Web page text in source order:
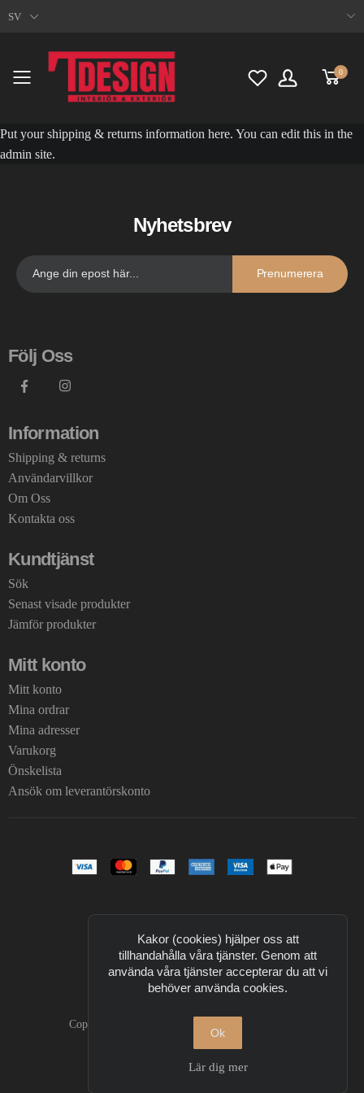
SV
Toggle mobile menu
0
Put your shipping & returns information here. You can edit this in the
admin site.
Nyhetsbrev
Prenumerera
Följ Oss
Information
Shipping & returns
Användarvillkor
Om Oss
Kontakta oss
Kundtjänst
Sök
Senast visade produkter
Jämför produkter
Mitt konto
Mitt konto
Mina ordrar
Mina adresser
Varukorg
Önskelista
Ansök om leverantörskonto
Copyright © 2026 T Design. All Rights Reserved.
nopCommerce
Kakor (cookies) hjälper oss att
tillhandahålla våra tjänster. Genom att
använda våra tjänster accepterar du att vi
behöver använda cookies.
Ok
Lär dig mer